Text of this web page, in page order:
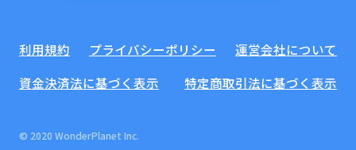
利用規約 プライバシーポリシー
運営会社について
資金決済法に基づく表示
特定商取引法に基づく表示
© 2020 WonderPlanet Inc.